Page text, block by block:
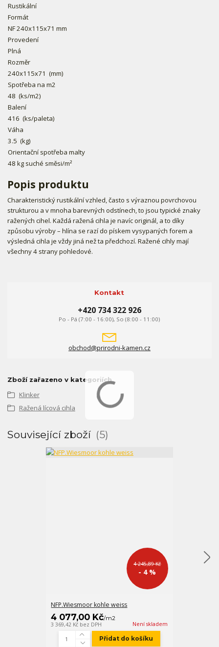
Rustikální
Formát
NF 240x115x71 mm
Provedení
Plná
Rozměr
240x115x71 (mm)
Spotřeba na m2
48 (ks/m2)
Balení
416 (ks/paleta)
Váha
3.5 (kg)
Orientační spotřeba malty
48 kg suché směsi/m²
Popis produktu
Charakteristický rustikální vzhled, často s výraznou povrchovou
strukturou a v mnoha barevných odstínech, to jsou typické znaky
ražených cihel. Každá ražená cihla je navíc originál, a to díky
způsobu výroby – hlína se razí do pískem vysypaných forem a
výsledná cihla je vždy jiná než ta předchozí. Ražené cihly mají
všechny 4 strany pohledové.
Kontakt
+420 734 322 926
Po - Pá (7:00 - 16:00), So (8:00 - 11:00)
obchod@prirodni-kamen.cz
Zboží zařazeno v kategoriích
Klinker
Ražená lícová cihla
Související zboží 5
4 245,89 Kč
- 4 %
NFP.Wiesmoor kohle weiss
4 077,00 Kč/m2
3 369,42 Kč bez DPH Není skladem
Přidat do košíku